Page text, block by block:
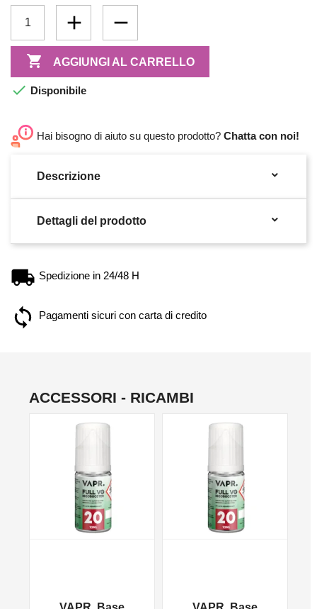
 AGGIUNGI AL CARRELLO
 Disponibile
Hai bisogno di aiuto su questo prodotto? Chatta con noi!
Descrizione 
Dettagli del prodotto 
Spedizione in 24/48 H
Pagamenti sicuri con carta di credito
ACCESSORI - RICAMBI